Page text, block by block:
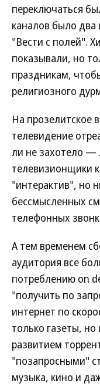
переключаться
каналов было два
"Вести с полей".
показывали, но
праздникам,
религиозного
На прозелитское
телевидение
ли не захотело —
телевизионщики
"интерактив", но
бессмысленных
телефонных
А тем временем
аудитория все
потреблению on
"получить по
интернет по
только газеты,
развитием
"позапросными"
музыка, кино и